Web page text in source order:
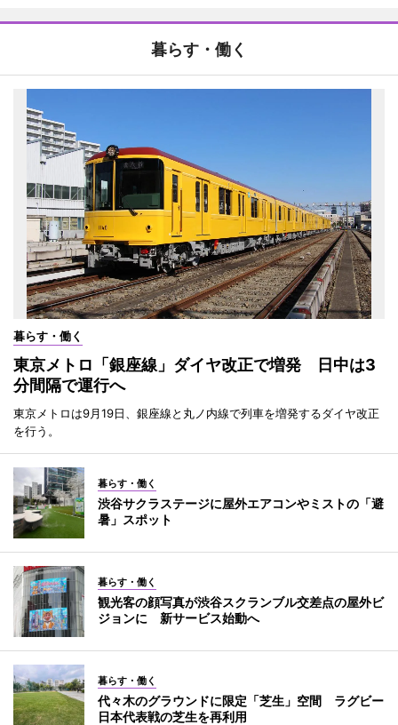
暮らす・働く
暮らす・働く
東京メトロ「銀座線」ダイヤ改正で増発 日中は3
分間隔で運行へ
東京メトロは9月19日、銀座線と丸ノ内線で列車を増発するダイヤ改正
を行う。
暮らす・働く
渋谷サクラステージに屋外エアコンやミストの「避
暑」スポット
暮らす・働く
観光客の顔写真が渋谷スクランブル交差点の屋外ビ
ジョンに 新サービス始動へ
暮らす・働く
代々木のグラウンドに限定「芝生」空間 ラグビー
日本代表戦の芝生を再利用